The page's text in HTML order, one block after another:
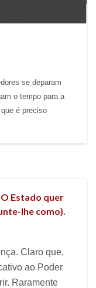
se deparam
o tempo para a
é preciso
Estado quer
lhe como).
Claro que,
ao Poder
Raramente